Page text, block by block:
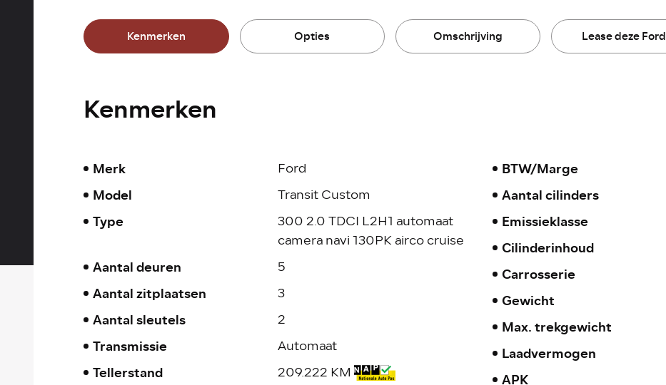
Kenmerken Opties Omschrijving Lease deze Ford
Kenmerken
Merk Ford
Model Transit Custom
Type
300 2.0 TDCI L2H1 automaat
camera navi 130PK airco cruise
Aantal deuren 5
Aantal zitplaatsen 3
Aantal sleutels 2
Transmissie Automaat
Tellerstand 209.222 KM
BTW/Marge
Aantal cilinders
Emissieklasse
Cilinderinhoud
Carrosserie
Gewicht
Max. trekgewicht
Laadvermogen
APK